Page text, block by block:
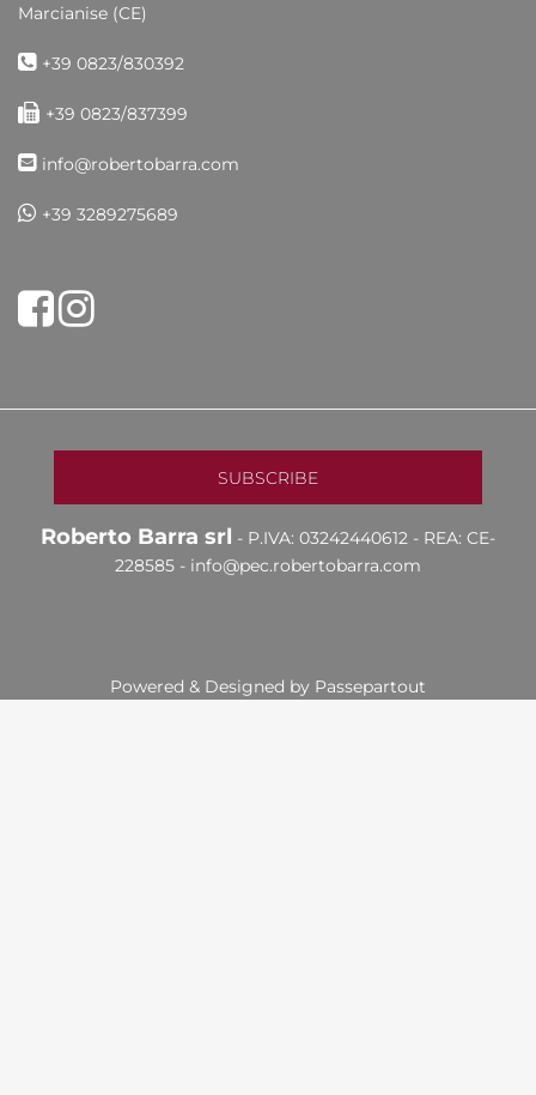
Marcianise (CE)
+39 0823/830392
+39 0823/837399
info@robertobarra.com
+39 3289275689
Share on Facebook
Tweet
Roberto Barra srl - P.IVA: 03242440612 - REA: CE-
228585 - info@pec.robertobarra.com
Powered & Designed by Passepartout